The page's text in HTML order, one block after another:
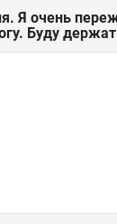
Я очень
Буду